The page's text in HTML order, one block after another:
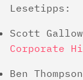
Lesetipps:
Scott
Corporate
Ben